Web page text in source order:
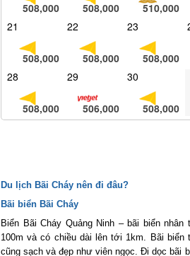
508,000 508,000 510,000
21
508,000
22
508,000
23
508,000
28
508,000
29
506,000
30
508,000
Du lịch Bãi Cháy nên đi đâu?
Bãi biển Bãi Cháy
Biển Bãi Cháy Quảng Ninh – bãi biển nhân
100m và có chiều dài lên tới 1km. Bãi biển
cũng sạch và đẹp như viên ngọc. Đi dọc bãi